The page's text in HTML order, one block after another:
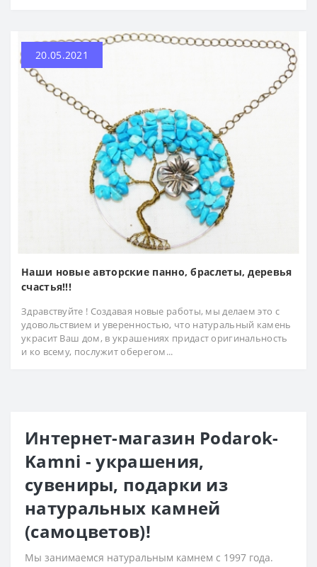
20.05.2021
Наши новые авторские панно, браслеты, деревья
счастья!!!
Здравствуйте ! Создавая новые работы, мы делаем это с
удовольствием и уверенностью, что натуральный камень
украсит Ваш дом, в украшениях придаст оригинальность
и ко всему, послужит оберегом...
Интернет-магазин Podarok-
Kamni - украшения,
сувениры, подарки из
натуральных камней
(самоцветов)!
Мы занимаемся натуральным камнем с 1997 года.